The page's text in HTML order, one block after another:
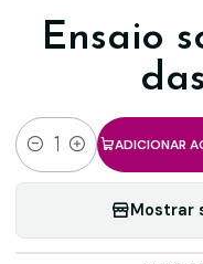
Ensaio
Quantidade
ADICIONAR
Mostrar